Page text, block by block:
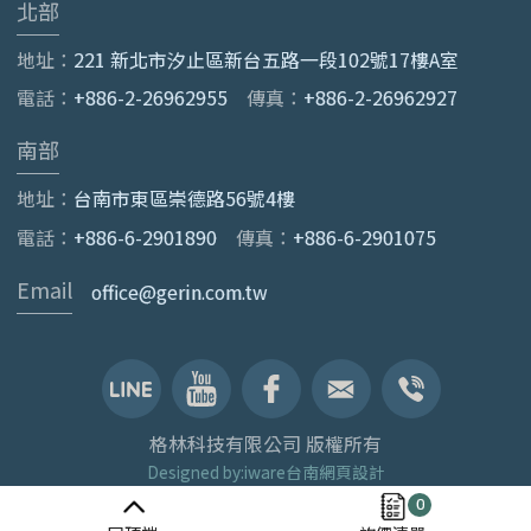
北部
地址： 221 新北市汐止區新台五路一段102號17樓A室
電話： +886-2-26962955 傳真： +886-2-26962927
南部
地址： 台南市東區崇德路56號4樓
電話： +886-6-2901890 傳真： +886-6-2901075
格林科技有限公司 版權所有
Designed by:iware台南網頁設計
Email office@gerin.com.tw